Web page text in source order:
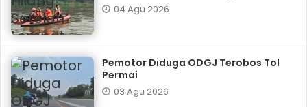
04 Agu 2026
Pemotor Diduga ODGJ Terobos Tol
Permai
03 Agu 2026